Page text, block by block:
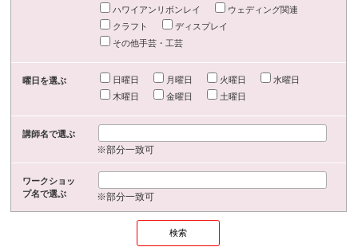
ハワイアンリボンレイ
ウェディング関連
クラフト
ディスプレイ
その他手芸・工芸
曜日を選ぶ 日曜日 月曜日 火曜日
水曜日
木曜日
金曜日 土曜日
講師名で選ぶ
※部分一致可
ワークショッ
プ名で選ぶ
※部分一致可